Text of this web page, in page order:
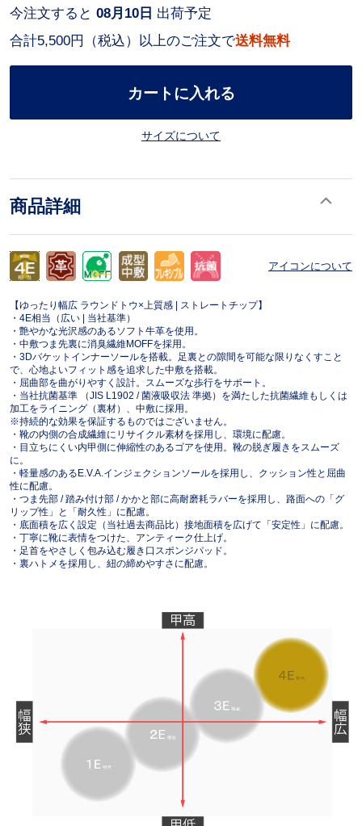
合計5,500円（税込）以上のご注文で送料無料
今注文すると 08月10日 出荷予定
カートに入れる
サイズについて
商品詳細
アイコンについて
【ゆったり幅広 ラウンドトウ×上質感 | ストレートチップ】
・4E相当（広い | 当社基準）
・艶やかな光沢感のあるソフト牛革を使用。
・中敷つま先裏に消臭繊維MOFFを採用。
・3Dバケットインナーソールを搭載。足裏との隙間を可能な限りなくすこと
で、心地よいフィット感を追求した中敷を搭載。
・屈曲部を曲がりやすく設計。スムーズな歩行をサポート。
・当社抗菌基準 （JIS L1902 / 菌液吸収法 準拠）を満たした抗菌繊維もしくは
加工をライニング（裏材）、中敷に採用。
※持続的な効果を保証するものではございません。
・靴の内側の合成繊維にリサイクル素材を採用し、環境に配慮。
・目立ちにくい内甲側に伸縮性のあるゴアを使用。靴の脱ぎ履きをスムーズ
に。
・軽量感のあるE.V.A.インジェクションソールを採用し、クッション性と屈曲
性に配慮。
・つま先部 / 踏み付け部 / かかと部に高耐磨耗ラバーを採用し、路面への「グ
リップ性」と「耐久性」に配慮。
・底面積を広く設定（当社過去商品比）接地面積を広げて「安定性」に配慮。
・丁寧に靴に表情をつけた、アンティーク仕上げ。
・足首をやさしく包み込む履き口スポンジパッド。
・裏ハトメを採用し、紐の締めやすさに配慮。